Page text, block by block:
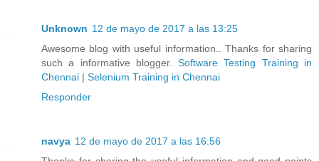
Unknown 12 de mayo de 2017 a las 13:25
Awesome blog with useful information.. Thanks for sharing
such a informative blogger.Software Testing Training in
Chennai | Selenium Training in Chennai
Responder
navya 12 de mayo de 2017 a las 16:56